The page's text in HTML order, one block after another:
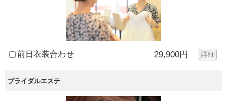
前日衣装合わせ 29,900円 詳細
ブライダルエステ